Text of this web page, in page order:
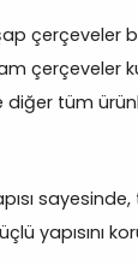
çerçeveler
çerçeveler
diğer tüm
yapısını